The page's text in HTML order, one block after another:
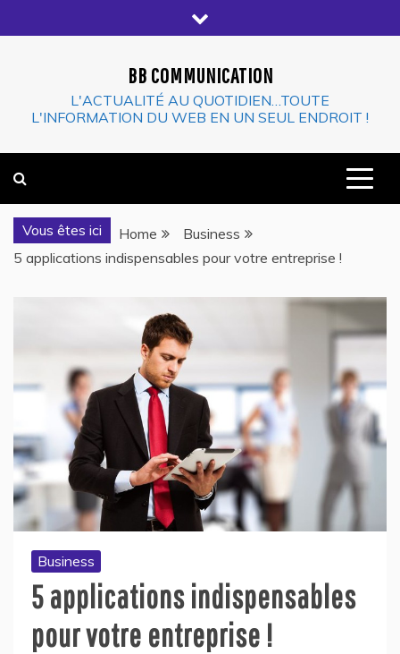
to
BB COMMUNICATION
L'ACTUALITÉ AU QUOTIDIEN…TOUTE
L'INFORMATION DU WEB EN UN SEUL ENDROIT !
Vous êtes ici Home
Business
5 applications indispensables pour votre entreprise !
Business
5 applications indispensables
pour votre entreprise !